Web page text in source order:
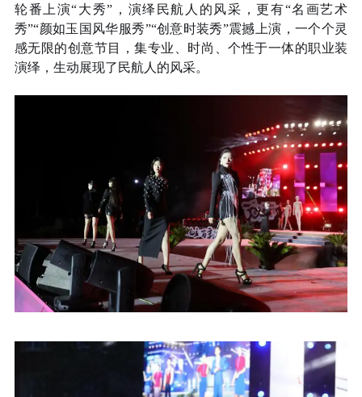
轮番上演“大秀”，演绎民航人的风采，更有“名画艺术
秀”“颜如玉国风华服秀”“创意时装秀”震撼上演，一个个灵
感无限的创意节目，集专业、时尚、个性于一体的职业装
演绎，生动展现了民航人的风采。